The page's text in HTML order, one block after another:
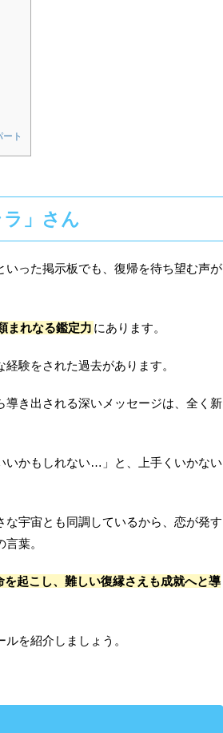
ト
」さん
った掲示板でも、復帰を待ち望む声が
まれなる鑑定力 にあります。
験をされた過去があります。
き出される深いメッセージは、全く新
いかもしれない…」と、上手くいかない
な宇宙とも同調しているから、恋が発す
葉。
起こし、難しい復縁さえも成就へと導
を紹介しましょう。